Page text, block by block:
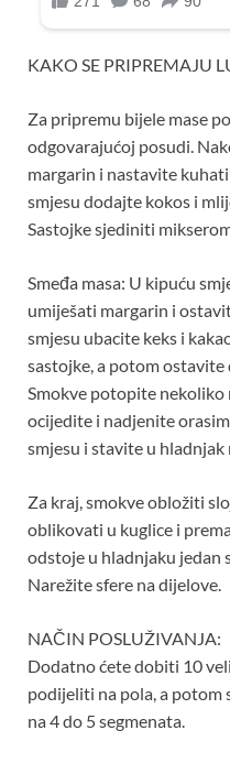
KAKO SE PRIPREMAJU
Za pripremu bijele mase
odgovarajućoj posudi.
margarin i nastavite
smjesu dodajte kokos i
Sastojke sjediniti
Smeđa masa: U kipuću
umiješati margarin i
smjesu ubacite keks i
sastojke, a potom ostavite
Smokve potopite nekoliko
ocijedite i nadjenite
smjesu i stavite u hladnjak
Za kraj, smokve obložiti
oblikovati u kuglice i
odstoje u hladnjaku jedan
Narežite sfere na dijelove.
NAČIN POSLUŽIVANJA:
Dodatno ćete dobiti 10
podijeliti na pola, a
na 4 do 5 segmenata.